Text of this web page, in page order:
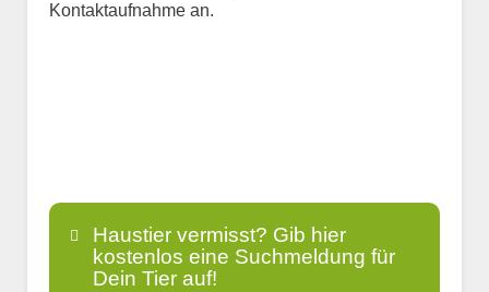
Kontaktaufnahme an.
Haustier vermisst? Gib hier
kostenlos eine Suchmeldung für
Dein Tier auf!